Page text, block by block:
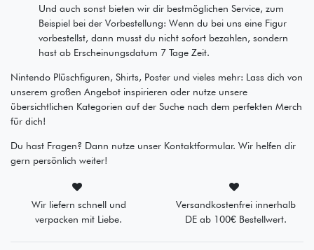
Und auch sonst bieten wir dir bestmöglichen Service, zum
Beispiel bei der Vorbestellung: Wenn du bei uns eine Figur
vorbestellst, dann musst du nicht sofort bezahlen, sondern
hast ab Erscheinungsdatum 7 Tage Zeit.
Nintendo Plüschfiguren, Shirts, Poster und vieles mehr: Lass dich von
unserem großen Angebot inspirieren oder nutze unsere
übersichtlichen Kategorien auf der Suche nach dem perfekten Merch
für dich!
Du hast Fragen? Dann nutze unser Kontaktformular. Wir helfen dir
gern persönlich weiter!
Wir liefern schnell und
verpacken mit Liebe.
Versandkostenfrei innerhalb
DE ab 100€ Bestellwert.